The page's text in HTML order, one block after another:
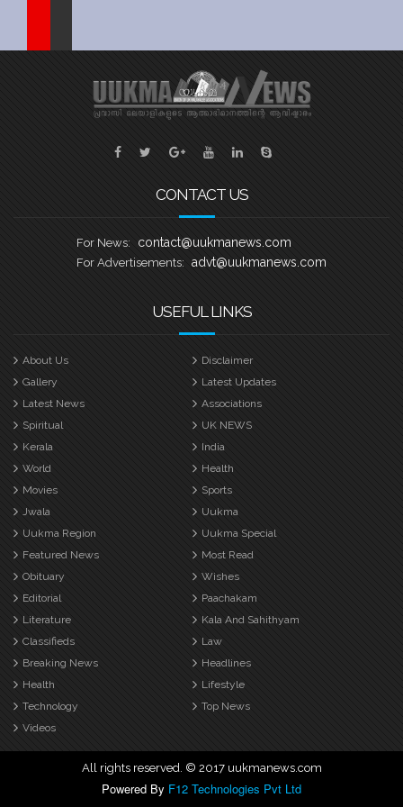
CONTACT US
For News: contact@uukmanews.com
For Advertisements: advt@uukmanews.com
USEFUL LINKS
About Us
Disclaimer
Gallery
Latest Updates
Latest News
Associations
Spiritual
UK NEWS
Kerala
India
World
Health
Movies
Sports
Jwala
Uukma
Uukma Region
Uukma Special
Featured News
Most Read
Obituary
Wishes
Editorial
Paachakam
Literature
Kala And Sahithyam
Classifieds
Law
Breaking News
Headlines
Health
Lifestyle
Technology
Top News
Videos
All rights reserved. © 2017 uukmanews.com
Powered By F12 Technologies Pvt Ltd